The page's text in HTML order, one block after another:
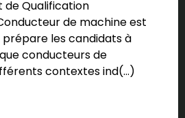
de Qualification
de machine est
les candidats à
conducteurs de
contextes ind(…)